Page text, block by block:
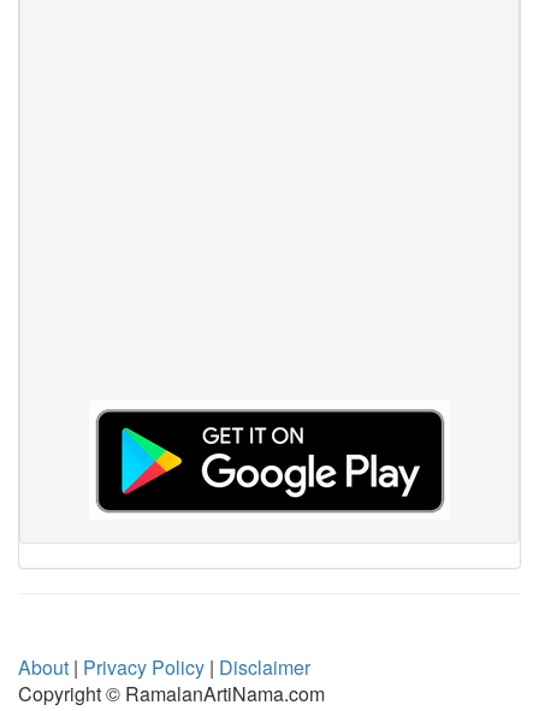
About | Privacy Policy | Disclaimer
Copyright © RamalanArtiNama.com